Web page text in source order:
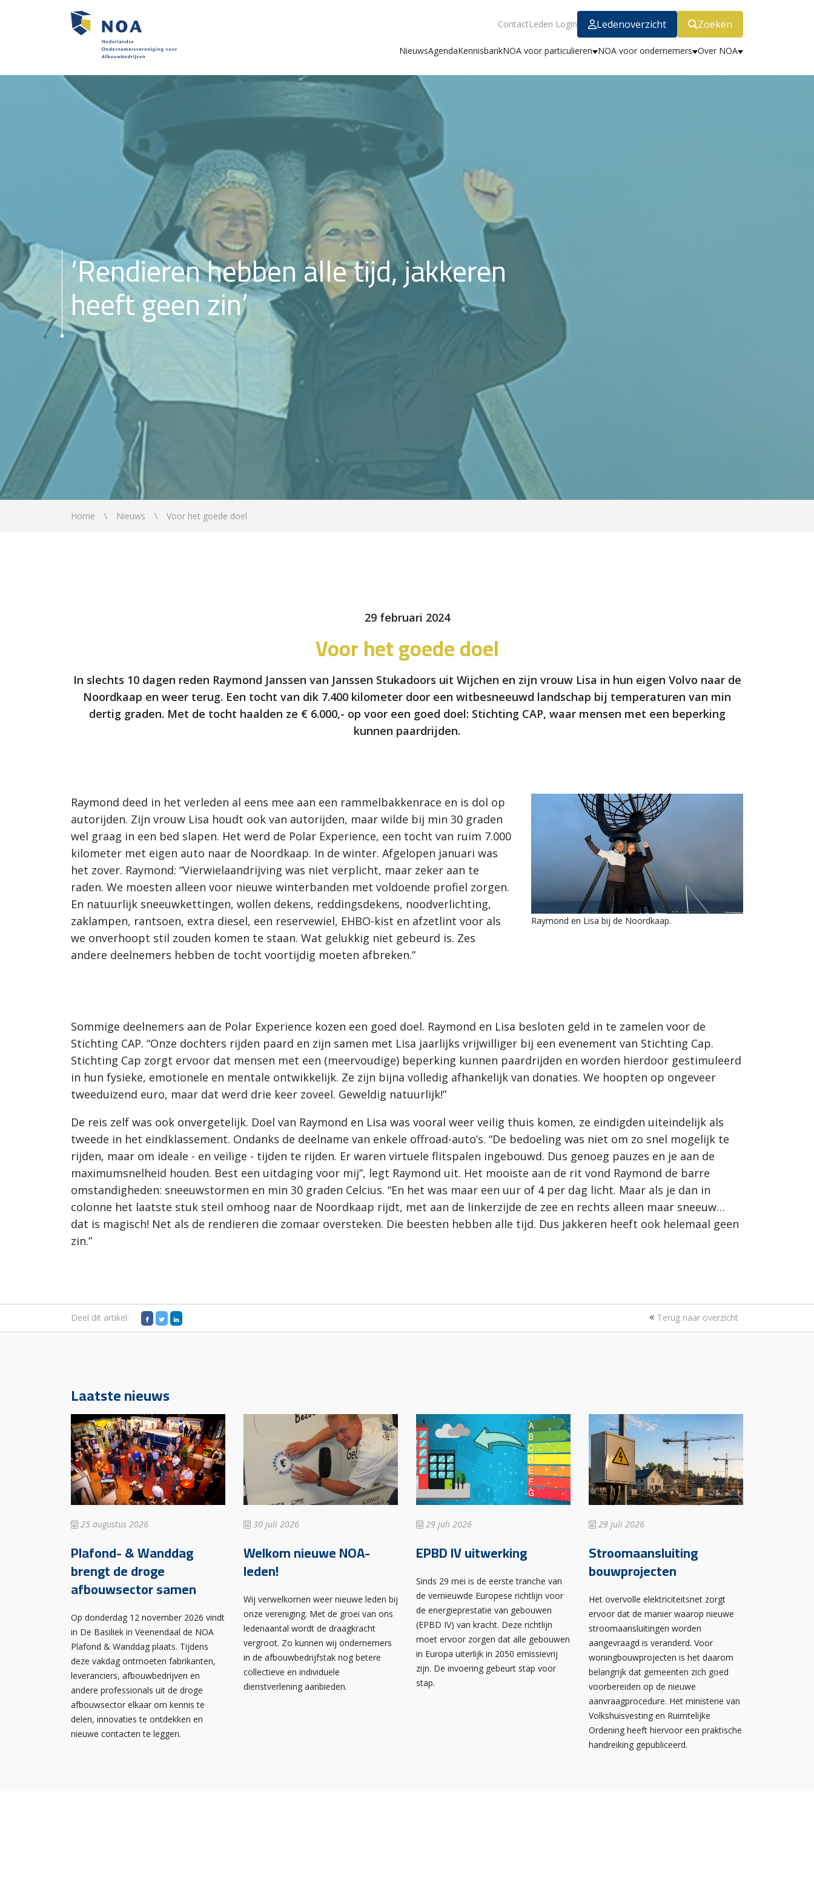
ContactLeden Login Ledenoverzicht Zoeken
NieuwsAgendaKennisbankNOA voor particulieren NOA voor ondernemers Over NOA
‘Rendieren hebben alle tijd, jakkeren
heeft geen zin’
Home Nieuws Voor het goede doel
29 februari 2024
Voor het goede doel
In slechts 10 dagen reden Raymond Janssen van Janssen Stukadoors uit Wijchen en zijn vrouw Lisa in hun eigen Volvo naar de
Noordkaap en weer terug. Een tocht van dik 7.400 kilometer door een witbesneeuwd landschap bij temperaturen van min
dertig graden. Met de tocht haalden ze € 6.000,- op voor een goed doel: Stichting CAP, waar mensen met een beperking
kunnen paardrijden.
Raymond deed in het verleden al eens mee aan een rammelbakkenrace en is dol op
autorijden. Zijn vrouw Lisa houdt ook van autorijden, maar wilde bij min 30 graden
wel graag in een bed slapen. Het werd de Polar Experience, een tocht van ruim 7.000
kilometer met eigen auto naar de Noordkaap. In de winter. Afgelopen januari was
het zover. Raymond: “Vierwielaandrijving was niet verplicht, maar zeker aan te
raden. We moesten alleen voor nieuwe winterbanden met voldoende profiel zorgen.
En natuurlijk sneeuwkettingen, wollen dekens, reddingsdekens, noodverlichting,
zaklampen, rantsoen, extra diesel, een reservewiel, EHBO-kist en afzetlint voor als
we onverhoopt stil zouden komen te staan. Wat gelukkig niet gebeurd is. Zes
andere deelnemers hebben de tocht voortijdig moeten afbreken.”
Raymond en Lisa bij de Noordkaap.
Sommige deelnemers aan de Polar Experience kozen een goed doel. Raymond en Lisa besloten geld in te zamelen voor de
Stichting CAP. “Onze dochters rijden paard en zijn samen met Lisa jaarlijks vrijwilliger bij een evenement van Stichting Cap.
Stichting Cap zorgt ervoor dat mensen met een (meervoudige) beperking kunnen paardrijden en worden hierdoor gestimuleerd
in hun fysieke, emotionele en mentale ontwikkelijk. Ze zijn bijna volledig afhankelijk van donaties. We hoopten op ongeveer
tweeduizend euro, maar dat werd drie keer zoveel. Geweldig natuurlijk!”
De reis zelf was ook onvergetelijk. Doel van Raymond en Lisa was vooral weer veilig thuis komen, ze eindigden uiteindelijk als
tweede in het eindklassement. Ondanks de deelname van enkele offroad-auto’s. “De bedoeling was niet om zo snel mogelijk te
rijden, maar om ideale - en veilige - tijden te rijden. Er waren virtuele flitspalen ingebouwd. Dus genoeg pauzes en je aan de
maximumsnelheid houden. Best een uitdaging voor mij”, legt Raymond uit. Het mooiste aan de rit vond Raymond de barre
omstandigheden: sneeuwstormen en min 30 graden Celcius. “En het was maar een uur of 4 per dag licht. Maar als je dan in
colonne het laatste stuk steil omhoog naar de Noordkaap rijdt, met aan de linkerzijde de zee en rechts alleen maar sneeuw…
dat is magisch! Net als de rendieren die zomaar oversteken. Die beesten hebben alle tijd. Dus jakkeren heeft ook helemaal geen
zin.”
Deel dit artikel: Terug naar overzicht
Laatste nieuws
25 augustus 2026
Plafond- & Wanddag
brengt de droge
afbouwsector samen
Op donderdag 12 november 2026 vindt
in De Basiliek in Veenendaal de NOA
Plafond & Wanddag plaats. Tijdens
deze vakdag ontmoeten fabrikanten,
leveranciers, afbouwbedrijven en
andere professionals uit de droge
afbouwsector elkaar om kennis te
delen, innovaties te ontdekken en
nieuwe contacten te leggen.
30 juli 2026
Welkom nieuwe NOA-
leden!
Wij verwelkomen weer nieuwe leden bij
onze vereniging. Met de groei van ons
ledenaantal wordt de draagkracht
vergroot. Zo kunnen wij ondernemers
in de afbouwbedrijfstak nog betere
collectieve en individuele
dienstverlening aanbieden.
29 juli 2026
EPBD IV uitwerking
Sinds 29 mei is de eerste tranche van
de vernieuwde Europese richtlijn voor
de energieprestatie van gebouwen
(EPBD IV) van kracht. Deze richtlijn
moet ervoor zorgen dat alle gebouwen
in Europa uiterlijk in 2050 emissievrij
zijn. De invoering gebeurt stap voor
stap.
29 juli 2026
Stroomaansluiting
bouwprojecten
Het overvolle elektriciteitsnet zorgt
ervoor dat de manier waarop nieuwe
stroomaansluitingen worden
aangevraagd is veranderd. Voor
woningbouwprojecten is het daarom
belangrijk dat gemeenten zich goed
voorbereiden op de nieuwe
aanvraagprocedure. Het ministerie van
Volkshuisvesting en Ruimtelijke
Ordening heeft hiervoor een praktische
handreiking gepubliceerd.